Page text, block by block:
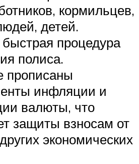
кормильцев,
детей.
процедура
полиса.
прописаны
инфляции и
валюты, что
защиты взносам от
экономических